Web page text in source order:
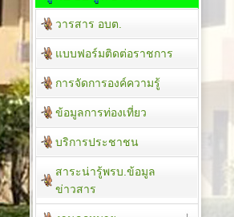
วารสาร อบต.
แบบฟอร์มติดต่อราชการ
การจัดการองค์ความรู้
ข้อมูลการท่องเที่ยว
บริการประชาชน
สาระน่ารู้พรบ.ข้อมูล
ข่าวสาร